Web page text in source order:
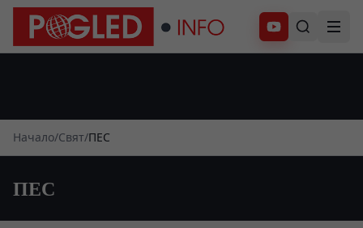
Абонирай се
Начало/Свят/ПЕС
ПЕС